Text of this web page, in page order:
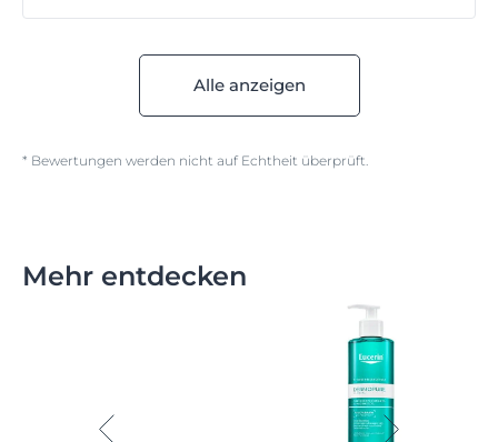
Alle anzeigen
* Bewertungen werden nicht auf Echtheit überprüft.
Mehr entdecken